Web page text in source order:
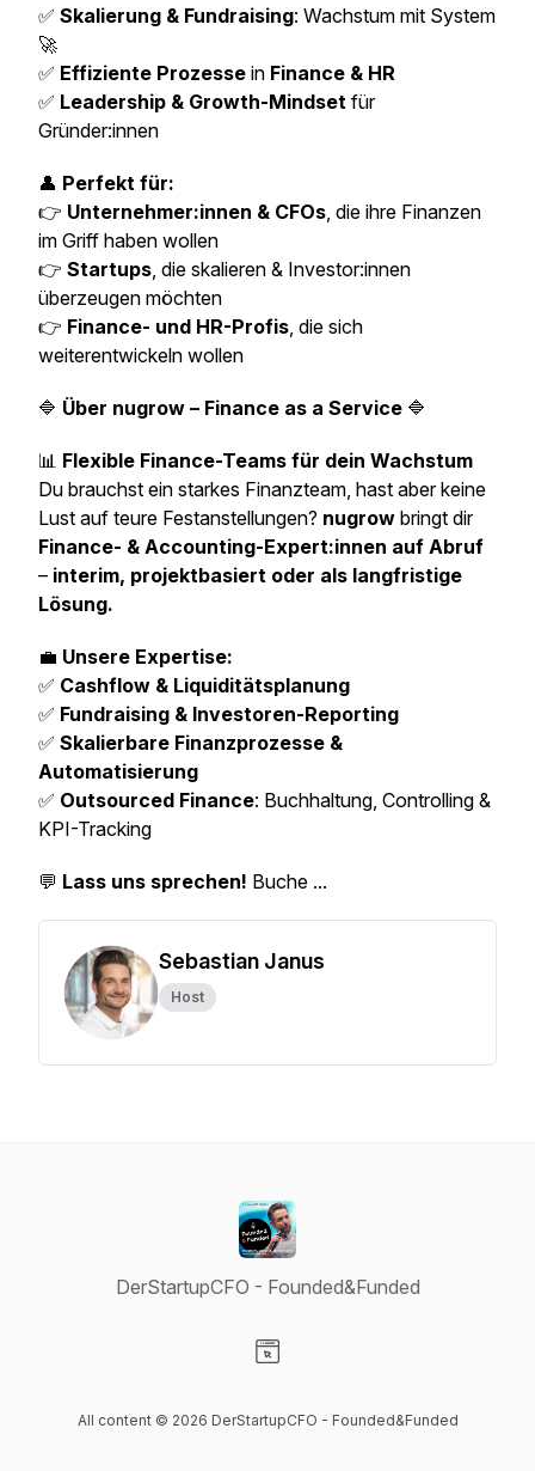
✅ Skalierung & Fundraising: Wachstum mit System
🚀
✅ Effiziente Prozesse in Finance & HR
✅ Leadership & Growth-Mindset für
Gründer:innen
👤 Perfekt für:
👉 Unternehmer:innen & CFOs, die ihre Finanzen
im Griff haben wollen
👉 Startups, die skalieren & Investor:innen
überzeugen möchten
👉 Finance- und HR-Profis, die sich
weiterentwickeln wollen
🔷 Über nugrow – Finance as a Service 🔷
📊 Flexible Finance-Teams für dein Wachstum
Du brauchst ein starkes Finanzteam, hast aber keine
Lust auf teure Festanstellungen? nugrow bringt dir
Finance- & Accounting-Expert:innen auf Abruf
– interim, projektbasiert oder als langfristige
Lösung.
💼 Unsere Expertise:
✅ Cashflow & Liquiditätsplanung
✅ Fundraising & Investoren-Reporting
✅ Skalierbare Finanzprozesse &
Automatisierung
✅ Outsourced Finance: Buchhaltung, Controlling &
KPI-Tracking
💬 Lass uns sprechen! Buche ...
Sebastian Janus
Host
DerStartupCFO - Founded&Funded
All content © 2026 DerStartupCFO - Founded&Funded